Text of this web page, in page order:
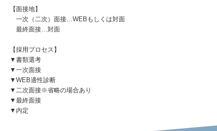
【面接地】
一次（二次）面接…WEBもしくは対面
最終面接…対面
【採用プロセス】
▼書類選考
▼一次面接
▼WEB適性診断
▼二次面接※省略の場合あり
▼最終面接
▼内定